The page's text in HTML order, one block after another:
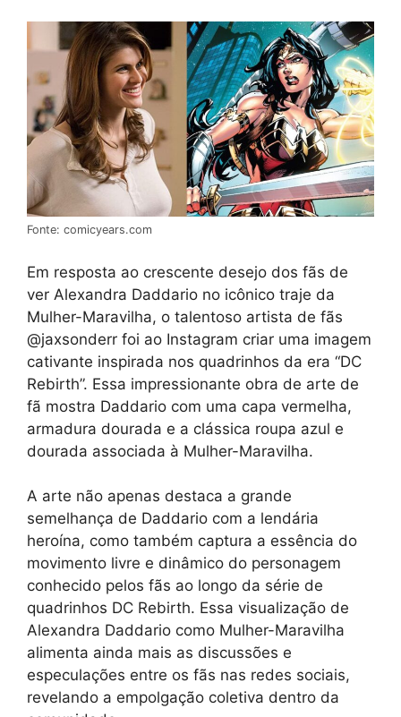
Fonte: comicyears.com
Em resposta ao crescente desejo dos fãs de
ver Alexandra Daddario no icônico traje da
Mulher-Maravilha, o talentoso artista de fãs
@jaxsonderr foi ao Instagram criar uma imagem
cativante inspirada nos quadrinhos da era “DC
Rebirth”. Essa impressionante obra de arte de
fã mostra Daddario com uma capa vermelha,
armadura dourada e a clássica roupa azul e
dourada associada à Mulher-Maravilha.
A arte não apenas destaca a grande
semelhança de Daddario com a lendária
heroína, como também captura a essência do
movimento livre e dinâmico do personagem
conhecido pelos fãs ao longo da série de
quadrinhos DC Rebirth. Essa visualização de
Alexandra Daddario como Mulher-Maravilha
alimenta ainda mais as discussões e
especulações entre os fãs nas redes sociais,
revelando a empolgação coletiva dentro da